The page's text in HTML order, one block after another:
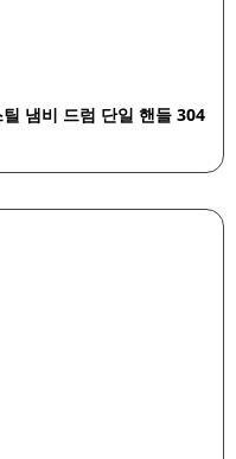
냄비 드럼 단일 핸들 304